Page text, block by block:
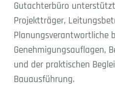
Gutachterbüro
Projektträger,
Planungsverantwortliche
Genehmigungsauflagen,
und der praktischen
Bauausführung.